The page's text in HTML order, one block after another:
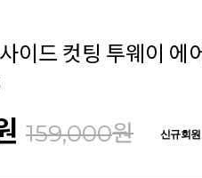
이드 컷팅 투웨이 에
159,000원 신규회